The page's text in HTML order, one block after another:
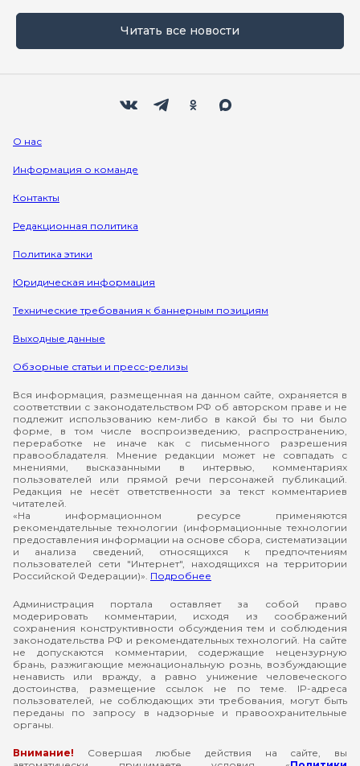
Читать все новости
О нас
Информация о команде
Контакты
Редакционная политика
Политика этики
Юридическая информация
Технические требования к баннерным позициям
Выходные данные
Обзорные статьи и пресс-релизы
Вся информация, размещенная на данном сайте, охраняется в
соответствии с законодательством РФ об авторском праве и не
подлежит использованию кем-либо в какой бы то ни было
форме, в том числе воспроизведению, распространению,
переработке не иначе как с письменного разрешения
правообладателя. Мнение редакции может не совпадать с
мнениями, высказанными в интервью, комментариях
пользователей или прямой речи персонажей публикаций.
Редакция не несёт ответственности за текст комментариев
читателей.
«На информационном ресурсе применяются
рекомендательные технологии (информационные технологии
предоставления информации на основе сбора, систематизации
и анализа сведений, относящихся к предпочтениям
пользователей сети "Интернет", находящихся на территории
Российской Федерации)». Подробнее
Администрация портала оставляет за собой право
модерировать комментарии, исходя из соображений
сохранения конструктивности обсуждения тем и соблюдения
законодательства РФ и рекомендательных технологий. На сайте
не допускаются комментарии, содержащие нецензурную
брань, разжигающие межнациональную рознь, возбуждающие
ненависть или вражду, а равно унижение человеческого
достоинства, размещение ссылок не по теме. IP-адреса
пользователей, не соблюдающих эти требования, могут быть
переданы по запросу в надзорные и правоохранительные
органы.
Внимание! Совершая любые действия на сайте, вы